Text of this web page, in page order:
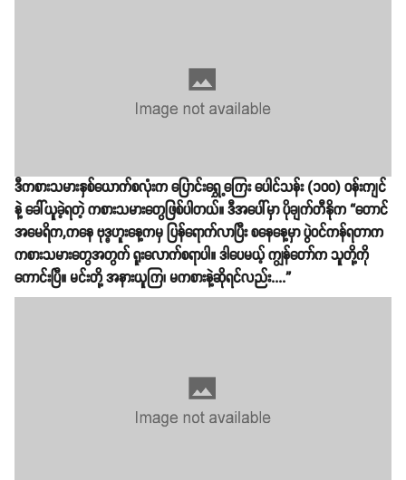
ဒီကစားသမားနှစ်ယောက်စလုံးက ပြောင်းရွှေ့ကြေး ပေါင်သန်း (၁၀၀) ဝန်းကျင်
နဲ့ ခေါ်ယူခဲ့ရတဲ့ ကစားသမားတွေဖြစ်ပါတယ်။​ ဒီအပေါ်မှာ ပိုချက်တီနိုက “တောင်
အမေရိက,ကနေ ဗုဒ္ဓဟူးနေ့ကမှ ပြန်ရောက်လာပြီး စနေနေ့မှာ ပွဲဝင်ကန်ရတာက
ကစားသမားတွေအတွက် ရူးလောက်စရာပါ။ ဒါပေမယ့် ကျွန်တော်က သူတို့ကို
ကောင်းပြီ။ မင်းတို့ အနားယူကြ၊ မကစားနဲ့ဆိုရင်လည်း....”